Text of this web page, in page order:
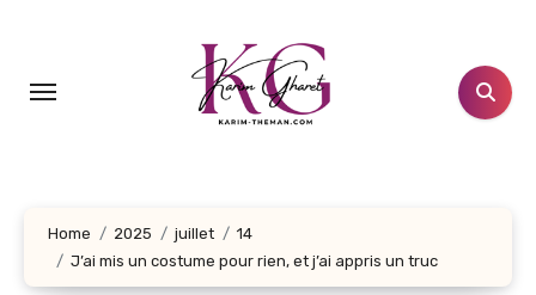
contenu
Home 2025 juillet
14
J’ai mis un costume pour rien, et j’ai appris un truc